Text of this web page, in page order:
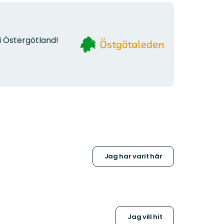
Östergötland!
Organisationens
logotyp
Jag har varit här
Jag vill hit